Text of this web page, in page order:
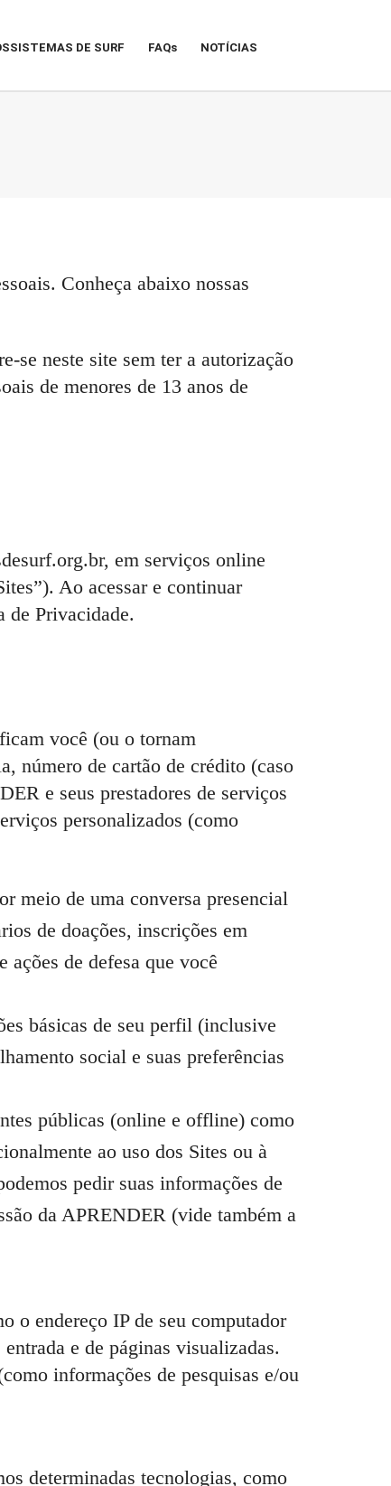
DE SURF FAQs NOTÍCIAS
Conheça abaixo nossas
se neste site sem ter a autorização
de menores de 13 anos de
em serviços online
Ao acessar e continuar
de Privacidade.
você (ou o tornam
número de cartão de crédito (caso
e seus prestadores de serviços
personalizados (como
meio de uma conversa presencial
de doações, inscrições em
ações de defesa que você
básicas de seu perfil (inclusive
social e suas preferências
públicas (online e offline) como
ao uso dos Sites ou à
pedir suas informações de
da APRENDER (vide também a
o endereço IP de seu computador
e de páginas visualizadas.
informações de pesquisas e/ou
determinadas tecnologias, como